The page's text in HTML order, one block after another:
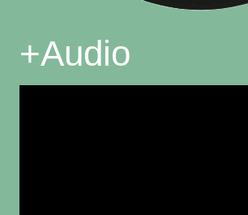
+Audio